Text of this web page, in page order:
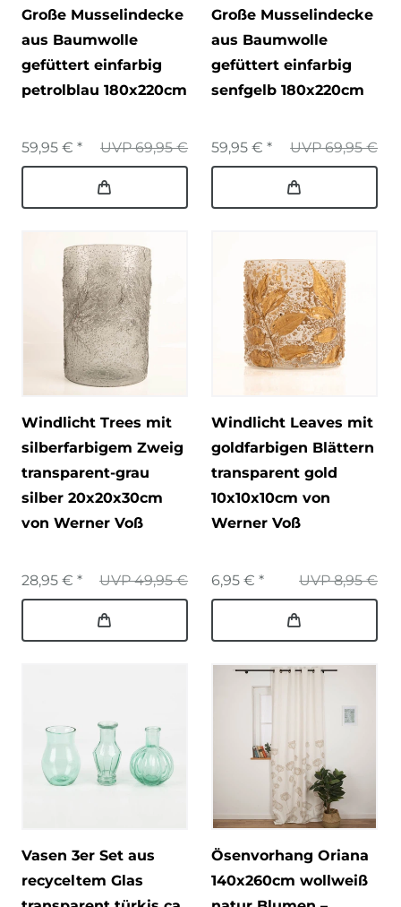
Große Musselindecke
aus Baumwolle
gefüttert einfarbig
petrolblau 180x220cm
UVP 69,95 €
59,95 € *
Große Musselindecke
aus Baumwolle
gefüttert einfarbig
senfgelb 180x220cm
UVP 69,95 €
59,95 € *
Windlicht Trees mit
silberfarbigem Zweig
transparent-grau
silber 20x20x30cm
von Werner Voß
UVP 49,95 €
28,95 € *
Windlicht Leaves mit
goldfarbigen Blättern
transparent gold
10x10x10cm von
Werner Voß
UVP 8,95 €
6,95 € *
Vasen 3er Set aus
recyceltem Glas
Ösenvorhang Oriana
140x260cm wollweiß